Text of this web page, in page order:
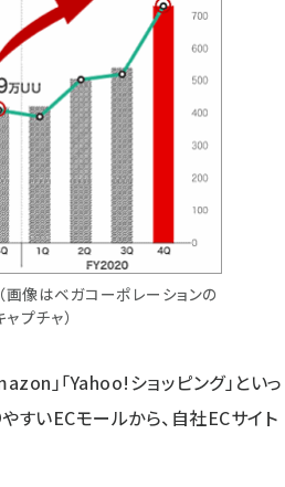
画像はベガコーポレーションの
プチャ）
」「Yahoo!ショッピング」といっ
すいECモールから、自社ECサイト